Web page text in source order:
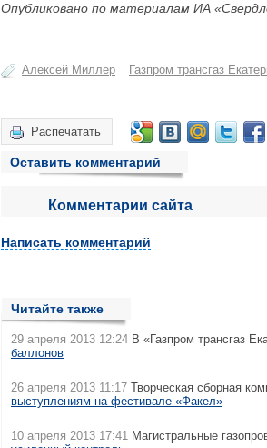
Опубликовано по материалам ИА
Алексей Миллер Газпром трансгаз
Распечатать
Оставить комментарий
Комментарии сайта
Написать комментарий
Читайте также
29 апреля 2013 12:24 В «Газпром трансгаз
баллонов
26 апреля 2013 11:17 Творческая сборная
выступлениям на фестивале «Факел»
10 апреля 2013 17:41 Магистральные